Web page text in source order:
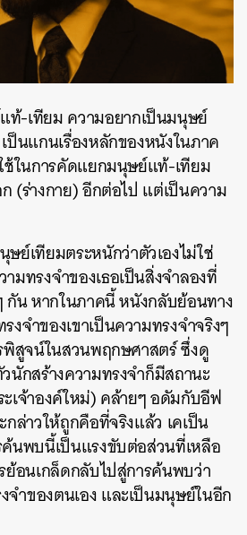
ท้-เทียม ความอยากเป็นมนุษย์
ป็นแกนเรื่องหลักของหนังในภาค
ช้ในการคัดแยกมนุษย์แท้-เทียม
(ร่างกาย) อีกต่อไป แต่เป็นความ
ย์เทียมตระหนักว่าตัวเองไม่ใช่
ทรงจำของเธอเป็นสิ่งจำลองที่
กัน หากในภาคนี้ หนังกลับย้อนทาง
งจำของเขาเป็นความทรงจำจริงๆ
พิสูจน์ในสวนพฤกษศาสตร์ ซึ่งดู
นักสร้างความทรงจำก็มีสถานะ
เจ้าองค์ใหม่) คล้ายๆ อดัมกับอีฟ
ล่าวให้ถูกคือที่จริงแล้ว เคเป็น
นพบนี้เป็นแรงขับต่อส่วนที่เหลือ
ย้อนเกล็ดกลับไปสู่การค้นพบว่า
ำของตนเอง และเป็นมนุษย์ในอีก